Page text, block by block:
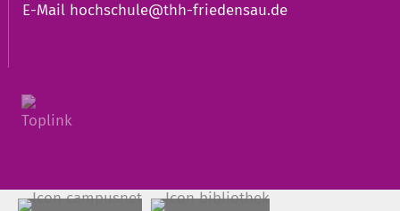
E-Mail hochschule@thh-friedensau.de